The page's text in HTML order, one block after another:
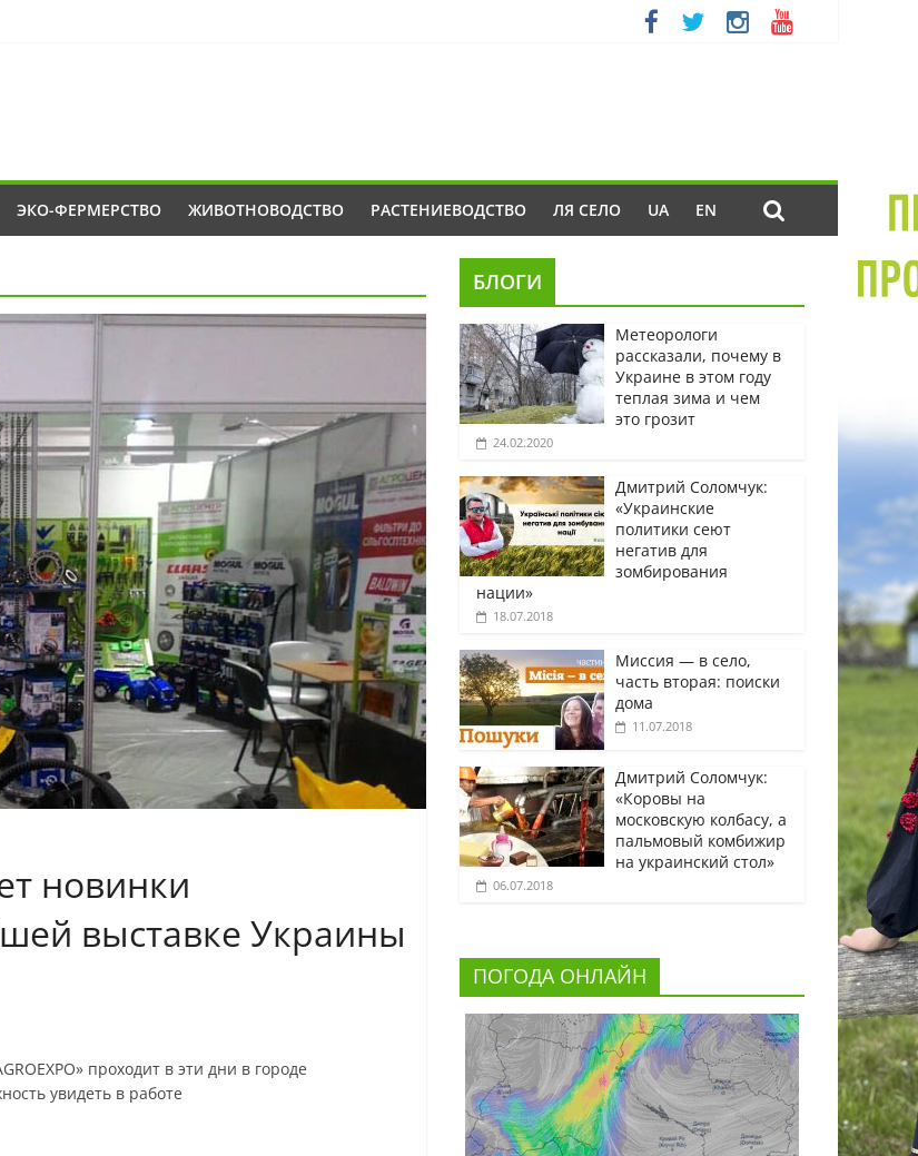
ЭКО-ФЕРМЕРСТВО ЖИВОТНОВОДСТВО РАСТЕНИЕВОДСТВО ЛЯ СЕЛО UA EN
новинки
выставке Украины
проходит в эти дни в городе
увидеть в работе
БЛОГИ
Метеорологи
рассказали, почему в
Украине в этом году
теплая зима и чем
это грозит
24.02.2020
Дмитрий Соломчук:
«Украинские
политики сеют
негатив для
зомбирования
нации»
18.07.2018
Миссия — в село,
часть вторая: поиски
дома
11.07.2018
Дмитрий Соломчук:
«Коровы на
московскую колбасу, а
пальмовый комбижир
на украинский стол»
06.07.2018
ПОГОДА ОНЛАЙН